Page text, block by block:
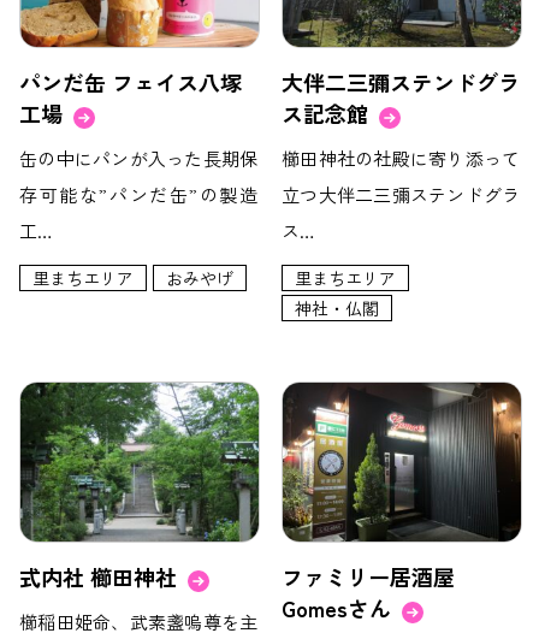
パンだ缶 フェイス八塚
工場
缶の中にパンが入った長期保
存可能な”パンだ缶”の製造
工…
里まちエリア おみやげ
大伴二三彌ステンドグラ
ス記念館
櫛田神社の社殿に寄り添って
立つ大伴二三彌ステンドグラ
ス…
里まちエリア
神社・仏閣
式内社 櫛田神社
櫛稲田姫命、武素盞嗚尊を主
ファミリー居酒屋
Gomesさん